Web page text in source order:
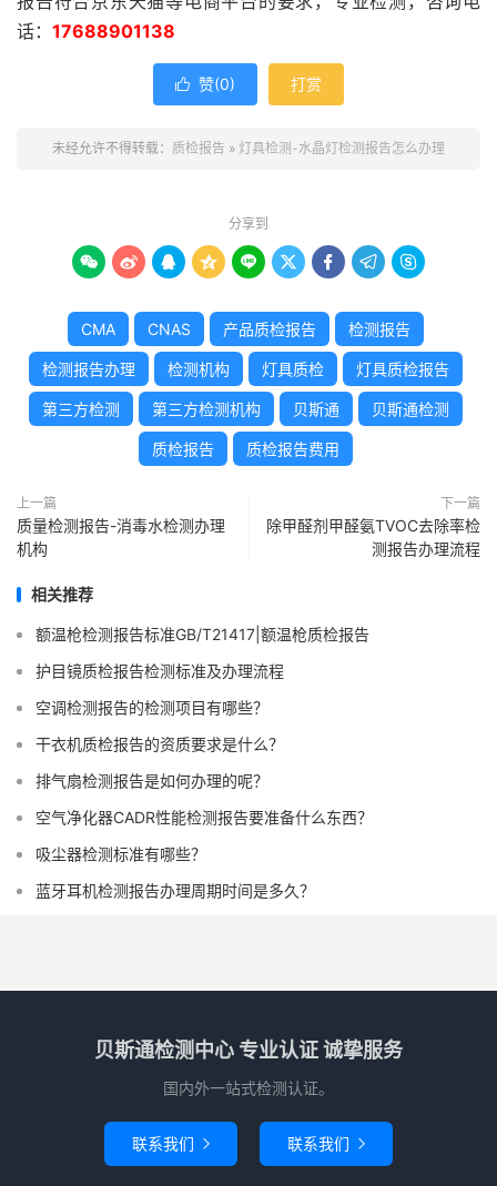
话： 17688901138
 赞(0) 打赏
未经允许不得转载： 质检报告 » 灯具检测-水晶灯检测报告怎么办理
分享到
        
CMA CNAS 产品质检报告 检测报告
检测报告办理 检测机构 灯具质检 灯具质检报告
第三方检测 第三方检测机构 贝斯通 贝斯通检测
质检报告 质检报告费用
上一篇
质量检测报告-消毒水检测办理
机构
下一篇
除甲醛剂甲醛氨TVOC去除率检
测报告办理流程
相关推荐
额温枪检测报告标准GB/T21417|额温枪质检报告
护目镜质检报告检测标准及办理流程
空调检测报告的检测项目有哪些？
干衣机质检报告的资质要求是什么？
排气扇检测报告是如何办理的呢？
空气净化器CADR性能检测报告要准备什么东西？
吸尘器检测标准有哪些？
蓝牙耳机检测报告办理周期时间是多久？
贝斯通检测中心 专业认证 诚挚服务
国内外一站式检测认证。
联系我们  联系我们 